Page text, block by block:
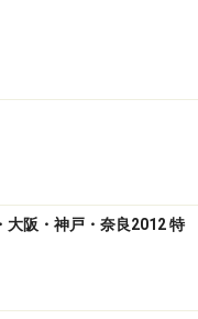
。この辺のこだわり
ふた味も違うところ
く作り込まれている
眺めているだけで、
ら感じてきます。は
を超えていますね。
でしょう。これ程の
に、どれだけの手間
大阪・神戸・奈良2012 特